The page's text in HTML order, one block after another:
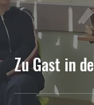
Zu Gast in